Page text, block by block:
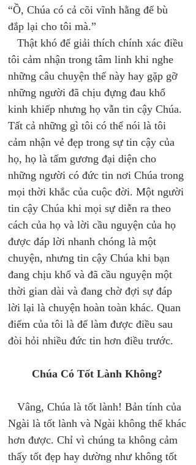
“Ồ, Chúa có cả cõi vĩnh hằng để bù
đắp lại cho tôi mà.”
Thật khó để giải thích chính xác điều
tôi cảm nhận trong tâm linh khi nghe
những câu chuyện thế này hay gặp gỡ
những người đã chịu đựng đau khổ
kinh khiếp nhưng họ vẫn tin cậy Chúa.
Tất cả những gì tôi có thể nói là tôi
cảm nhận vẻ đẹp trong sự tin cậy của
họ, họ là tấm gương đại diện cho
những người có đức tin nơi Chúa trong
mọi thời khắc của cuộc đời. Một người
tin cậy Chúa khi mọi sự diễn ra theo
cách của họ và lời cầu nguyện của họ
được đáp lời nhanh chóng là một
chuyện, nhưng tin cậy Chúa khi bạn
đang chịu khổ và đã cầu nguyện một
thời gian dài và đang chờ đợi sự đáp
lời lại là chuyện hoàn toàn khác. Quan
điểm của tôi là để làm được điều sau
đòi hỏi nhiều đức tin hơn điều trước.
Chúa Có Tốt Lành Không?
Vâng, Chúa là tốt lành! Bản tính của
Ngài là tốt lành và Ngài không thể khác
hơn được. Chỉ vì chúng ta không cảm
thấy tốt đẹp hay dường như không tốt